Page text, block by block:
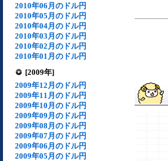
2010年06月のドル円
2010年05月のドル円
2010年04月のドル円
2010年03月のドル円
2010年02月のドル円
2010年01月のドル円
[2009年]
2009年12月のドル円
2009年11月のドル円
2009年10月のドル円
2009年09月のドル円
2009年08月のドル円
2009年07月のドル円
2009年06月のドル円
2009年05月のドル円